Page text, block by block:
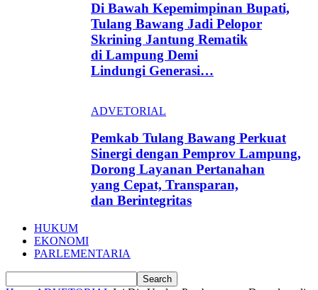
Di Bawah Kepemimpinan Bupati,
Tulang Bawang Jadi Pelopor
Skrining Jantung Rematik
di Lampung Demi
Lindungi Generasi…
ADVETORIAL
Pemkab Tulang Bawang Perkuat
Sinergi dengan Pemprov Lampung,
Dorong Layanan Pertanahan
yang Cepat, Transparan,
dan Berintegritas
HUKUM
EKONOMI
PARLEMENTARIA